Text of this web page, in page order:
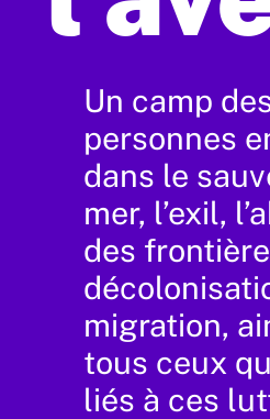
Un camp
personnes
dans le
mer, l’exil,
des
migration,
tous ceux
liés à ces